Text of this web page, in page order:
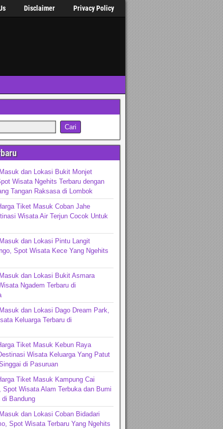
Disclaimer Privacy Policy
dan Lokasi Bukit Monjet
Wisata Ngehits Terbaru dengan
Tangan Raksasa di Lombok
Tiket Masuk Coban Jahe
Wisata Air Terjun Cocok Untuk
dan Lokasi Pintu Langit
Spot Wisata Kece Yang Ngehits
dan Lokasi Bukit Asmara
Ngadem Terbaru di
dan Lokasi Dago Dream Park,
Keluarga Terbaru di
Tiket Masuk Kebun Raya
Wisata Keluarga Yang Patut
di Pasuruan
Tiket Masuk Kampung Cai
Spot Wisata Alam Terbuka dan Bumi
di Bandung
dan Lokasi Coban Bidadari
Spot Wisata Terbaru Yang Ngehits